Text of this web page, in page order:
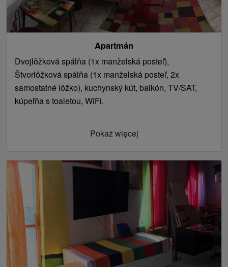
Apartmán
Dvojlôžková spálňa (1x manželská posteľ),
Štvorlôžková spálňa (1x manželská posteľ, 2x
samostatné lôžko), kuchynský kút, balkón, TV/SAT,
kúpeľňa s toaletou, WiFi.
Pokaż więcej